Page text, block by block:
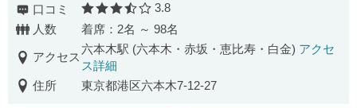
口コミ 口コミ評価
3.8
人数
着席：2名 ～ 98名
アクセス
六本木駅 (六本木・赤坂・恵比寿・白金) アクセ
ス詳細
住所
東京都港区六本木7-12-27